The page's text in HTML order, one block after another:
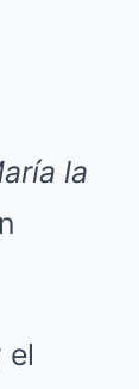
la
el